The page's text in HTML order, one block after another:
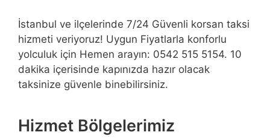
İstanbul ve ilçelerinde 7/24 Güvenli korsan taksi
hizmeti veriyoruz! Uygun Fiyatlarla konforlu
yolculuk için Hemen arayın: 0542 515 5154. 10
dakika içerisinde kapınızda hazır olacak
taksinize güvenle binebilirsiniz.
Hizmet Bölgelerimiz